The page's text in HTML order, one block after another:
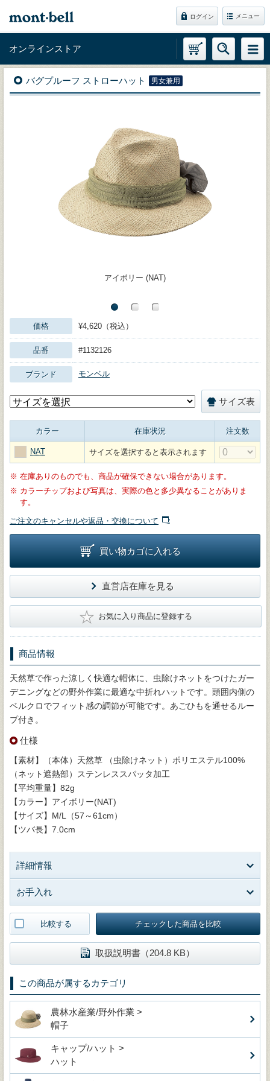
ログイン メニュー
オンラインストア
バグプルーフ ストローハット 男女兼用
アイボリー (NAT)
価格 ¥4,620（税込）
品番 #1132126
ブランド モンベル
サイズ表
カラー 在庫状況 注文数
NAT サイズを選択すると表示されます
※ 在庫ありのものでも、商品が確保できない場合があります。
※ カラーチップおよび写真は、実際の色と多少異なることがありま
す。
ご注文のキャンセルや返品・交換について
買い物カゴに入れる
直営店在庫を見る
★ お気に入り商品に登録する
商品情報
天然草で作った涼しく快適な帽体に、虫除けネットをつけたガー
デニングなどの野外作業に最適な中折れハットです。頭囲内側の
ベルクロでフィット感の調節が可能です。あごひもを通せるルー
プ付き。
仕様
【素材】（本体）天然草 （虫除けネット）ポリエステル100%
（ネット遮熱部）ステンレススパッタ加工
【平均重量】82g
【カラー】アイボリー(NAT)
【サイズ】M/L（57～61cm）
【ツバ長】7.0cm
詳細情報
お手入れ
比較する チェックした商品を比較
取扱説明書（204.8 KB）
この商品が属するカテゴリ
農林水産業/野外作業 >
帽子
キャップ/ハット >
ハット